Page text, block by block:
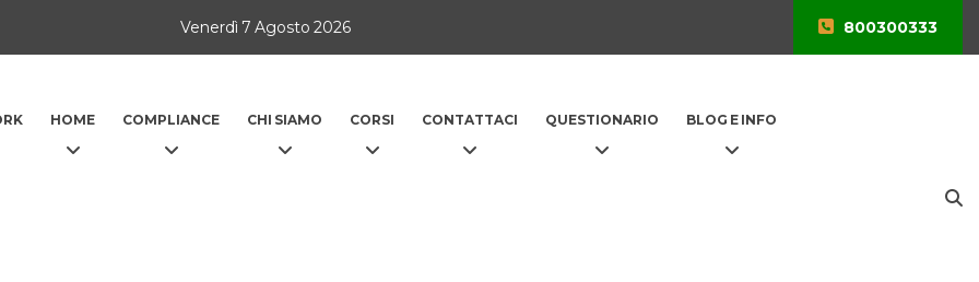
Venerdì 7 Agosto 2026 800300333
HOME COMPLIANCE CHI SIAMO CORSI CONTATTACI QUESTIONARIO BLOG E INFO